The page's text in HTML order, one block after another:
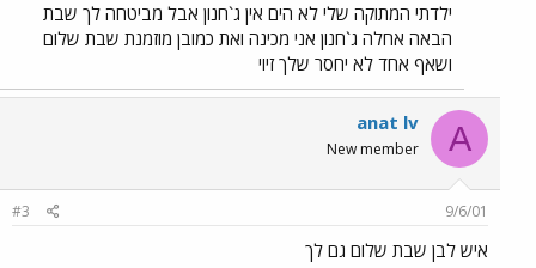
ילדתי המתוקה שלי לא הים אין ג`חנון אבל מביטחה לך שבת
הבאה אחלה ג`חנון אני מכינה ואת כמובן מוזמנת שבת שלום
ושאף אחד לא יחסר שלך זיוי
A
anat lv
New member
9/6/01
#3
איש לבן שבת שלום גם לך